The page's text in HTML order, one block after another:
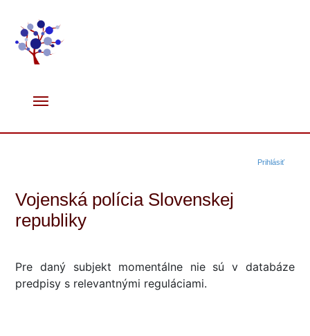
Prihlásiť
Vojenská polícia Slovenskej
republiky
Pre daný subjekt momentálne nie sú v databáze
predpisy s relevantnými reguláciami.